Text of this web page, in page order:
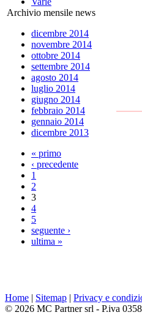
Archivio mensile news
dicembre 2014
novembre 2014
ottobre 2014
settembre 2014
agosto 2014
luglio 2014
giugno 2014
febbraio 2014
gennaio 2014
dicembre 2013
« primo
‹ precedente
1
2
3
4
5
seguente ›
ultima »
Home | Sitemap | Privacy e
© 2026 MC Partner srl - P.iva